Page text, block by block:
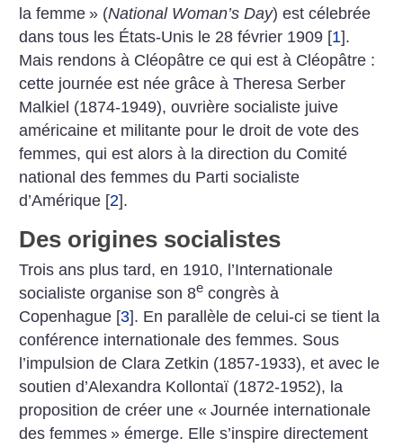
la femme » (National Woman’s Day) est célebrée
dans tous les États-Unis le 28 février 1909 [1].
Mais rendons à Cléopâtre ce qui est à Cléopâtre :
cette journée est née grâce à Theresa Serber
Malkiel (1874-1949), ouvrière socialiste juive
américaine et militante pour le droit de vote des
femmes, qui est alors à la direction du Comité
national des femmes du Parti socialiste
d’Amérique [2].
Des origines socialistes
Trois ans plus tard, en 1910, l’Internationale
socialiste organise son 8e congrès à
Copenhague [3]. En parallèle de celui-ci se tient la
conférence internationale des femmes. Sous
l’impulsion de Clara Zetkin (1857-1933), et avec le
soutien d’Alexandra Kollontaï (1872-1952), la
proposition de créer une « Journée internationale
des femmes » émerge. Elle s’inspire directement